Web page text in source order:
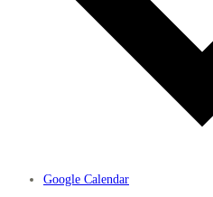
Google Calendar